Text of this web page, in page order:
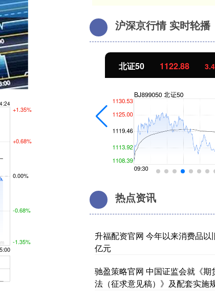
沪深京行情 实时轮播
-6.85 北证50 1122.88
热点资讯
升福配资官网 今年以来消费品
亿元
驰盈策略官网 中国证监会就《期
法（征求意见稿）》及配套实施